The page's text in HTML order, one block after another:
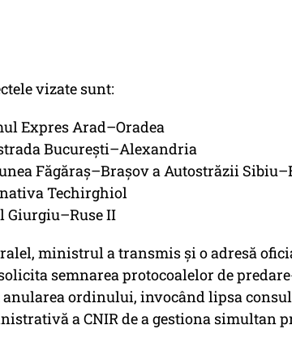
vizate sunt:
Expres Arad–Oradea
București–Alexandria
Făgăraș–Brașov a Autostrăzii
Techirghiol
Giurgiu–Ruse II
ministrul a transmis și o adresă
semnarea protocoalelor de
anularea ordinului, invocând lipsa
a CNIR de a gestiona simultan